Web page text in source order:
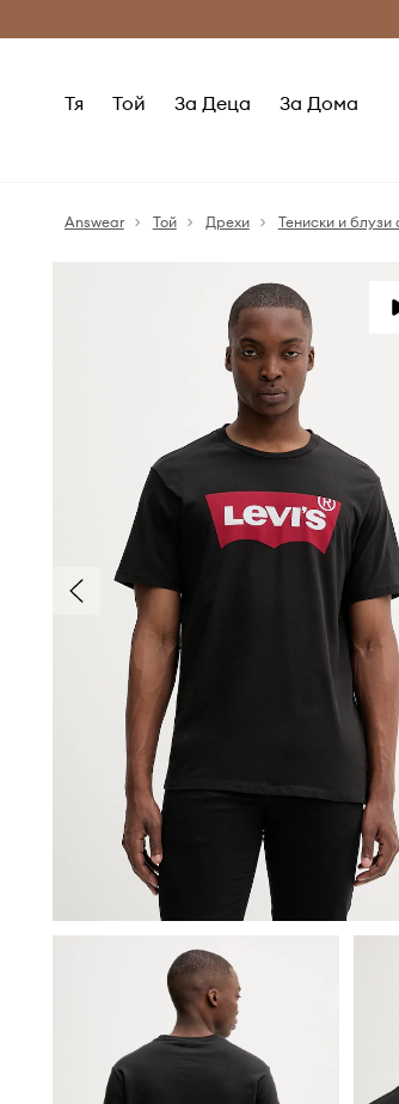
Тя Той За Деца За Дома
Answear Той Дрехи Тениски и блузи